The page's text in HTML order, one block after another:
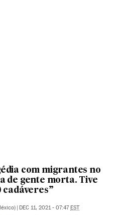
com migrantes no
de gente morta. Tive
cadáveres”
| DEC 11, 2021 - 07:47EST